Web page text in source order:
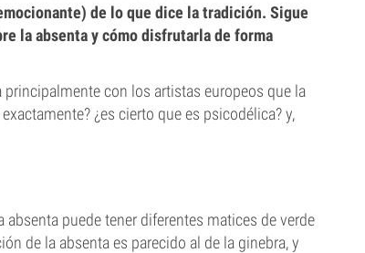
de lo que dice la tradición. Sigue
la absenta y cómo disfrutarla de forma
con los artistas europeos que la
¿es cierto que es psicodélica? y,
puede tener diferentes matices de verde
de la absenta es parecido al de la ginebra, y